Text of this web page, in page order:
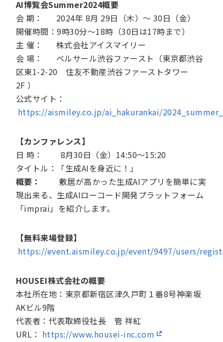
AI博覧会Summer2024概要
会 期： 2024年 8月 29日（木）～ 30日（金）
開催時間：9時30分～18時（30日は17時まで）
主 催： 株式会社アイスマイリー
会 場： ベルサール渋谷ファースト（東京都渋谷
区東1-2-20 住友不動産渋谷ファーストタワー
2F ）
公式サイト：
https://aismiley.co.jp/ai_hakurankai/
【カンファレンス】
日 時： 8月30日（金）14:50～15:20
タイトル：「生成AIを身近に！」
概要： 敷居が高かった生成AIアプリを簡単に実
現出来る、生成AIローコード開発プラットフォーム
「imprai」を紹介します。
【無料来場登録】
https://event.aismiley.co.jp/event/9497/users/
HOUSEI株式会社の概要
本社所在地：東京都新宿区津久戸町１番8号神楽坂
AKビル9階
代表者：代表取締役社長 管 祥紅
URL： https://www.housei-inc.com